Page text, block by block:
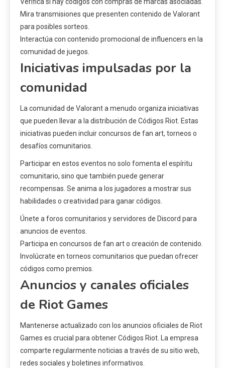
Verifica si hay códigos con compras de marcas asociadas.
Mira transmisiones que presenten contenido de Valorant
para posibles sorteos.
Interactúa con contenido promocional de influencers en la
comunidad de juegos.
Iniciativas impulsadas por la
comunidad
La comunidad de Valorant a menudo organiza iniciativas
que pueden llevar a la distribución de Códigos Riot. Estas
iniciativas pueden incluir concursos de fan art, torneos o
desafíos comunitarios.
Participar en estos eventos no solo fomenta el espíritu
comunitario, sino que también puede generar
recompensas. Se anima a los jugadores a mostrar sus
habilidades o creatividad para ganar códigos.
Únete a foros comunitarios y servidores de Discord para
anuncios de eventos.
Participa en concursos de fan art o creación de contenido.
Involúcrate en torneos comunitarios que puedan ofrecer
códigos como premios.
Anuncios y canales oficiales
de Riot Games
Mantenerse actualizado con los anuncios oficiales de Riot
Games es crucial para obtener Códigos Riot. La empresa
comparte regularmente noticias a través de su sitio web,
redes sociales y boletines informativos.